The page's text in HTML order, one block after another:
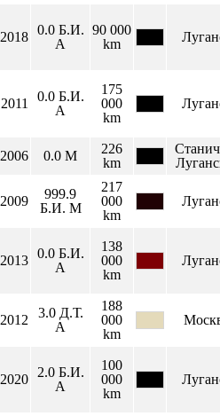
2018 0.0 Б.И.
А
90 000
km
2011 0.0 Б.И.
А
175
000
km
2006 0.0 М
226
km
2009
999.9
Б.И. М
217
000
km
2013 0.0 Б.И.
А
138
000
km
2012 3.0 Д.Т.
А
188
000
km
2020 2.0 Б.И.
А
100
000
km